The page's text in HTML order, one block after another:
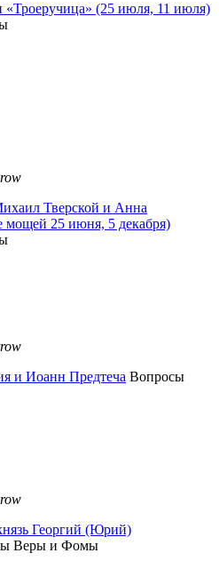
(25 июля, 11 июля)
Тверской и Анна
мощей 25 июня, 5 декабря)
и Иоанн Предтеча Вопросы
Георгий (Юрий)
Веры и Фомы